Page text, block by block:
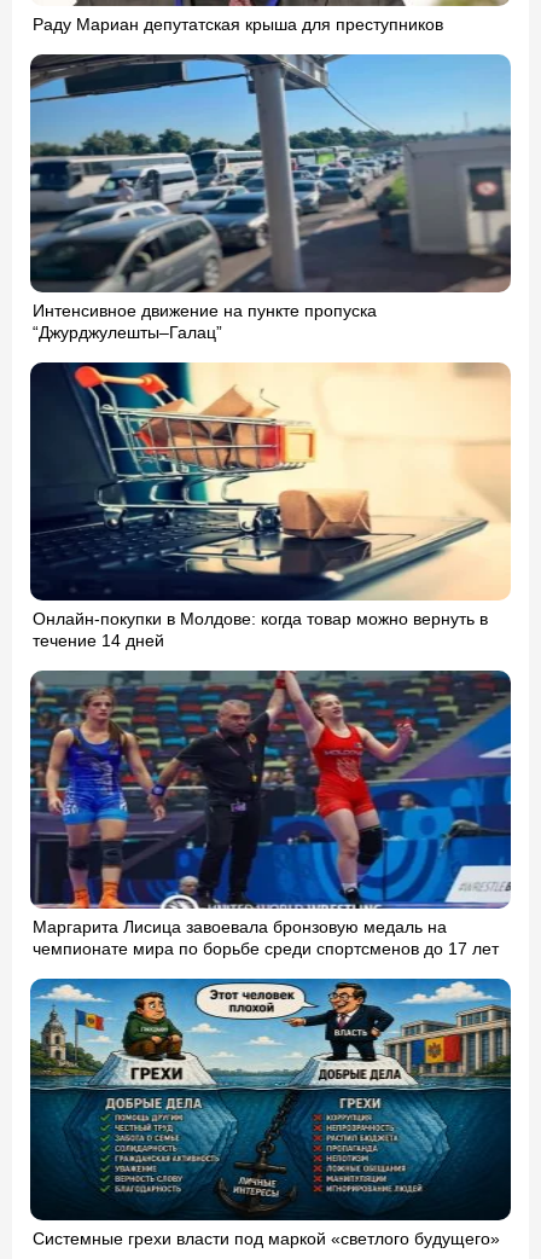
Раду Мариан депутатская крыша для преступников
Интенсивное движение на пункте пропуска
“Джурджулешты–Галац”
Онлайн-покупки в Молдове: когда товар можно вернуть в
течение 14 дней
Маргарита Лисица завоевала бронзовую медаль на
чемпионате мира по борьбе среди спортсменов до 17 лет
Системные грехи власти под маркой «светлого будущего»